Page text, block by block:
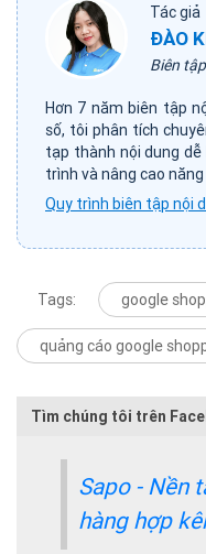
Tác giả
ĐÀO
Biên
Hơn 7 năm biên tập
số, tôi phân tích
tạp thành nội dung
trình và nâng cao
Quy trình biên tập nội
Tags: google
quảng cáo google
Tìm chúng tôi trên
Sapo - Nền
hàng hợp